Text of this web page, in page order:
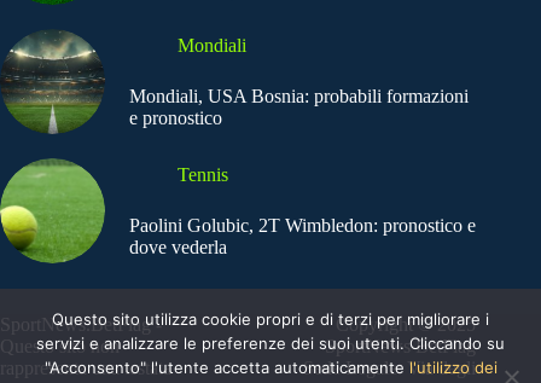
Mondiali
Mondiali, USA Bosnia: probabili formazioni
e pronostico
Tennis
Paolini Golubic, 2T Wimbledon: pronostico e
dove vederla
SportNews.BetFlag -
Questo sito non
rappresenta una testata
Copyright © 2025
SportNews BetFlag
Sede Legale: Via degli
Questo sito utilizza cookie propri e di terzi per migliorare i
servizi e analizzare le preferenze dei suoi utenti. Cliccando su
"Acconsento" l'utente accetta automaticamente l'utilizzo dei